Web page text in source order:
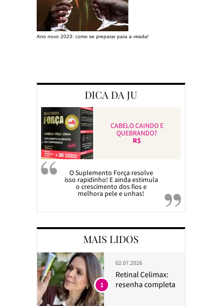
Ano novo 2023: como se preparar para a virada!
DICA DA JU
CABELO CAINDO E
QUEBRANDO?
R$
O Suplemento Força resolve
isso rapidinho! E ainda estimula
o crescimento dos fios e
melhora pele e unhas!
MAIS LIDOS
02.07.2026
Retinal Celimax:
resenha completa
1